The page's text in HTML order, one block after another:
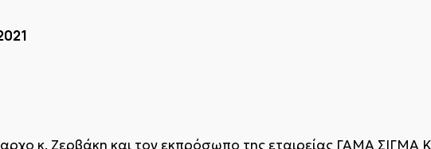
κ. Ζερβάκη και τον εκπρόσωπο της εταιρείας ΓΑΜΑ ΣΙΓΜΑ